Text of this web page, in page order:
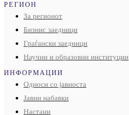
РЕГИОН
За регионот
Бизнис заедници
Граѓански заедници
Научни и образовни институции
ИНФОРМАЦИИ
Односи со јавноста
Јавни набавки
Настани